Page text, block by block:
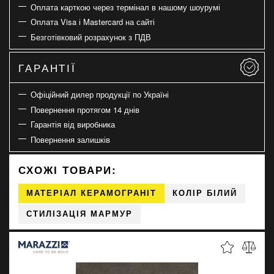
Оплата карткою через термінал в нашому шоурумі
Оплата Visa і Mastercard на сайті
Безготівковий розрахунок з ПДВ
ГАРАНТІЇ
Офіційний дилер продукції по Україні
Повернення протягом 14 днів
Гарантія від виробника
Повернення залишків
СХОЖІ ТОВАРИ:
МАТЕРІАЛ КЕРАМОГРАНІТ КОЛІР БІЛИЙ
СТИЛІЗАЦІЯ МАРМУР